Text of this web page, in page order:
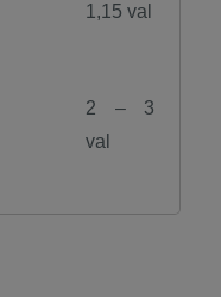
1,15 val
2 – 3
val